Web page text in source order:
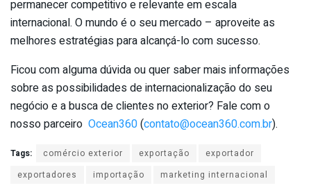
permanecer competitivo e relevante em escala
internacional. O mundo é o seu mercado – aproveite as
melhores estratégias para alcançá-lo com sucesso.
Ficou com alguma dúvida ou quer saber mais informações
sobre as possibilidades de internacionalização do seu
negócio e a busca de clientes no exterior? Fale com o
nosso parceiro Ocean360(contato@ocean360.com.br).
Tags: comércio exterior exportação
exportador
exportadores
importação marketing internacional